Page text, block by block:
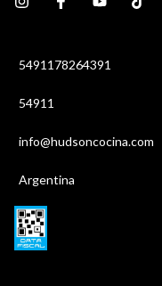
5491178264391
54911
info@hudsoncocina.com
Argentina